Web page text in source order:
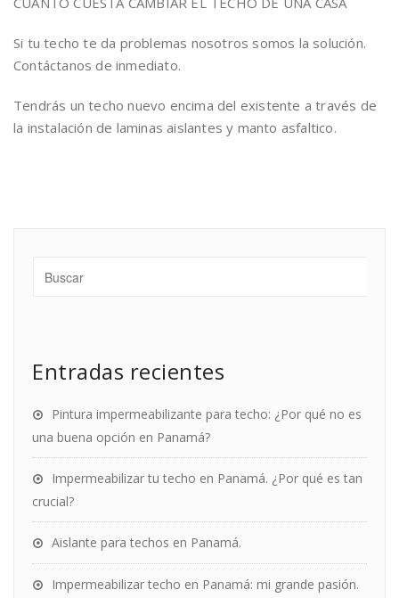
Si tu techo te da problemas nosotros somos la solución.
Contáctanos de inmediato.
Tendrás un techo nuevo encima del existente a través de
la instalación de laminas aislantes y manto asfaltico.
Entradas recientes
Pintura impermeabilizante para techo: ¿Por qué no es
una buena opción en Panamá?
Impermeabilizar tu techo en Panamá. ¿Por qué es tan
crucial?
Aislante para techos en Panamá.
Impermeabilizar techo en Panamá: mi grande pasión.